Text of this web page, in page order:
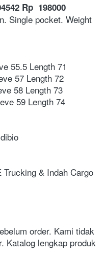
Rp  198000
Single pocket. Weight
55.5 Length 71⁣
57 Length 72⁣
58 Length 73⁣
59 Length 74⁣
& Indah Cargo⁣⁣⁣⁣⁣⁣⁣⁣⁣⁣
order. Kami tidak
Katalog lengkap produk